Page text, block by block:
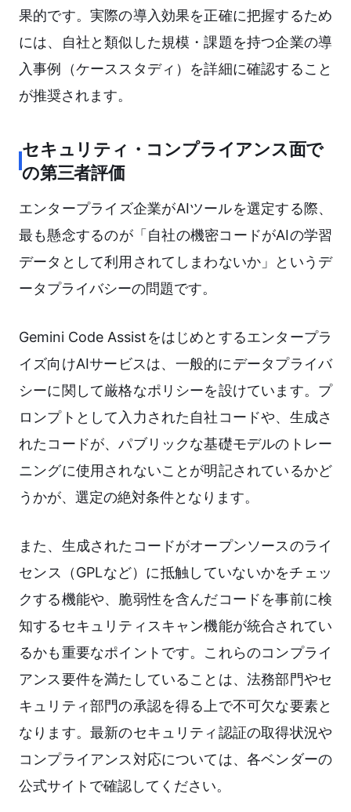
果的です。実際の導入効果を正確に把握するため
には、自社と類似した規模・課題を持つ企業の導
入事例（ケーススタディ）を詳細に確認すること
が推奨されます。
セキュリティ・コンプライアンス面で
の第三者評価
エンタープライズ企業がAIツールを選定する際、
最も懸念するのが「自社の機密コードがAIの学習
データとして利用されてしまわないか」というデ
ータプライバシーの問題です。
Gemini Code Assistをはじめとするエンタープラ
イズ向けAIサービスは、一般的にデータプライバ
シーに関して厳格なポリシーを設けています。プ
ロンプトとして入力された自社コードや、生成さ
れたコードが、パブリックな基礎モデルのトレー
ニングに使用されないことが明記されているかど
うかが、選定の絶対条件となります。
また、生成されたコードがオープンソースのライ
センス（GPLなど）に抵触していないかをチェッ
クする機能や、脆弱性を含んだコードを事前に検
知するセキュリティスキャン機能が統合されてい
るかも重要なポイントです。これらのコンプライ
アンス要件を満たしていることは、法務部門やセ
キュリティ部門の承認を得る上で不可欠な要素と
なります。最新のセキュリティ認証の取得状況や
コンプライアンス対応については、各ベンダーの
公式サイトで確認してください。